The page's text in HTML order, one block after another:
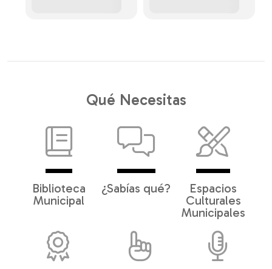
Qué Necesitas
Biblioteca
Municipal
¿Sabías qué?
Espacios
Culturales
Municipales